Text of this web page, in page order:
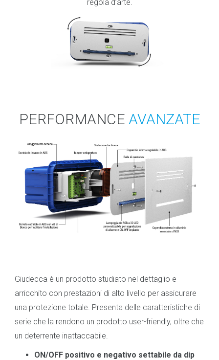
regola d’arte.
PERFORMANCE AVANZATE
Giudecca è un prodotto studiato nel dettaglio e
arricchito con prestazioni di alto livello per assicurare
una protezione totale. Presenta delle caratteristiche di
serie che la rendono un prodotto user-friendly, oltre che
un deterrente inattaccabile.
ON/OFF positivo e negativo settabile da dip